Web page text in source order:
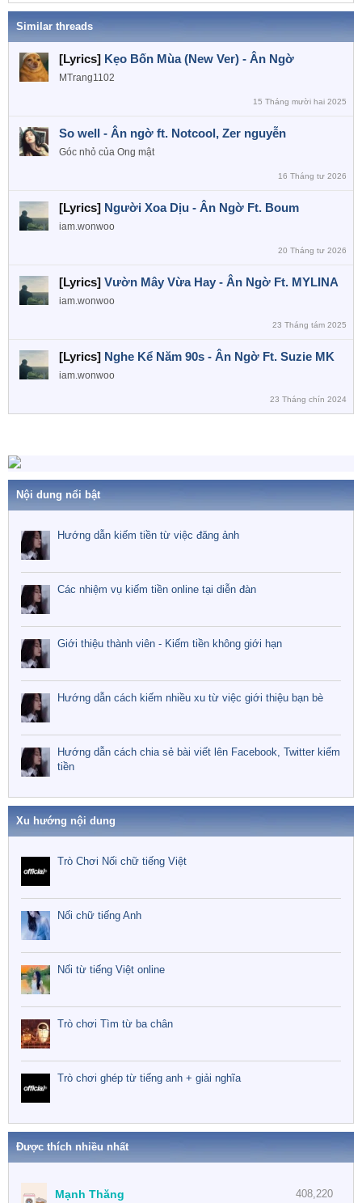
Similar threads
[Lyrics] Kẹo Bốn Mùa (New Ver) - Ân Ngờ
MTrang1102
15 Tháng mười hai 2025
So well - Ân ngờ ft. Notcool, Zer nguyễn
Góc nhỏ của Ong mật
16 Tháng tư 2026
[Lyrics] Người Xoa Dịu - Ân Ngờ Ft. Boum
iam.wonwoo
20 Tháng tư 2026
[Lyrics] Vườn Mây Vừa Hay - Ân Ngờ Ft. MYLINA
iam.wonwoo
23 Tháng tám 2025
[Lyrics] Nghe Kể Năm 90s - Ân Ngờ Ft. Suzie MK
iam.wonwoo
23 Tháng chín 2024
Nội dung nổi bật
Hướng dẫn kiếm tiền từ việc đăng ảnh
Các nhiệm vụ kiếm tiền online tại diễn đàn
Giới thiệu thành viên - Kiếm tiền không giới hạn
Hướng dẫn cách kiếm nhiều xu từ việc giới thiệu bạn bè
Hướng dẫn cách chia sẻ bài viết lên Facebook, Twitter kiếm
tiền
Xu hướng nội dung
Trò Chơi Nối chữ tiếng Việt
Nối chữ tiếng Anh
Nối từ tiếng Việt online
Trò chơi Tìm từ ba chân
Trò chơi ghép từ tiếng anh + giải nghĩa
Được thích nhiều nhất
408,220
Mạnh Thăng